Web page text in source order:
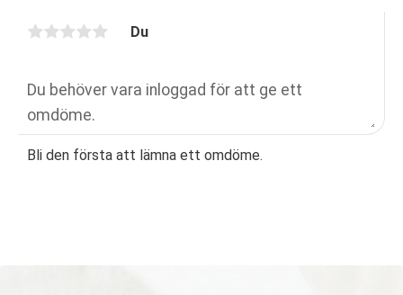
Du
Bli den första att lämna ett omdöme.